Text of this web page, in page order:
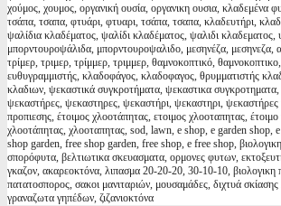
χούμος, χουμος, οργανική ουσία, οργανικη ουσια, κλαδεμένα
τσάπα, τσαπα, φτυάρι, φτυαρι, τσάπα, τσαπα, κλαδευτήρι,
ψαλίδια κλαδέματος, ψαλίδι κλαδέματος, ψαλιδι κλαδεματος,
μπορντουροψάλιδα, μπορντουροψαλιδο, μεσηνέζα, μεσηνεζα,
τρίμερ, τριμερ, τρίμμερ, τριμμερ, θαμνοκοπτικό,
ευθυγραμμιστής, κλαδοφάγος, κλαδοφαγος, θρυμματιστής
κλαδιων, ψεκαστικά συγκροτήματα, ψεκαστικα
ψεκαστήρες, ψεκαστηρες, ψεκαστήρι, ψεκαστηρι,
προπιεσης, έτοιμος χλοοτάπητας, ετοιμος χλοοταπητας,
χλοοτάπητας, χλοοταπητας, sod, lawn, e shop, e garden shop,
shop garden, free shop garden, free shop, e free shop,
σπορόφυτα, βελτιωτικα σκευασματα, ορμονες φυτων,
γκαζον, ακαρεοκτόνα, λιπασμα 20-20-20, 30-10-10, βιολογικη
πατατοσπορος, σακοι μανιταριών, μουσαμάδες, διχτυά
γραναζωτα γηπέδων, ζιζανιοκτόνα